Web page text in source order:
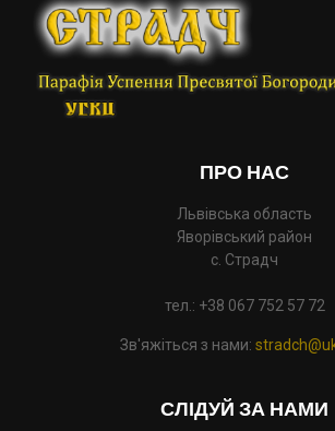
ПРО НАС
Львівська область
Яворівський район
с. Страдч
тел.: +38 067 752 57 72
Зв'яжіться з нами:
СЛІДУЙ ЗА НАМИ